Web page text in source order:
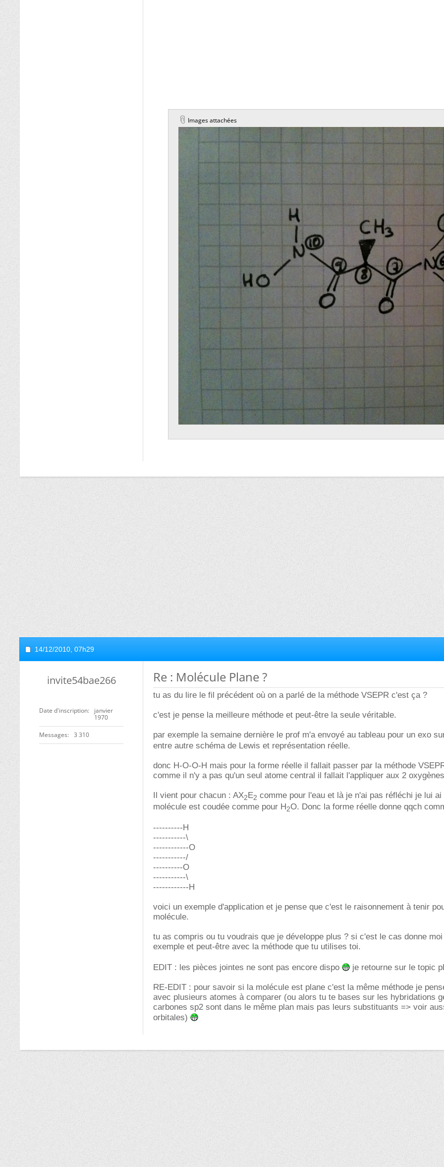
Images attachées
14/12/2010, 07h29
invite54bae266
Date d'inscription
janvier
1970
Messages 3 310
Re : Molécule Plane ?
tu as du lire le fil précédent où on a parlé de la méthode VSEPR c'est ça ?
c'est je pense la meilleure méthode et peut-être la seule véritable.
par exemple la semaine dernière le prof m'a envoyé au tableau pour un exo
entre autre schéma de Lewis et représentation réelle.
donc H-O-O-H mais pour la forme réelle il fallait passer par la méthode
comme il n'y a pas qu'un seul atome central il fallait l'appliquer aux 2
Il vient pour chacun : AX2 E2 comme pour l'eau et là je n'ai pas réfléchi je lui ai
molécule est coudée comme pour H2O. Donc la forme réelle donne qqch
----------H
-----------\
------------O
-----------/
----------O
-----------\
------------H
voici un exemple d'application et je pense que c'est le raisonnement à tenir
molécule.
tu as compris ou tu voudrais que je développe plus ? si c'est le cas donne moi
exemple et peut-être avec la méthode que tu utilises toi.
EDIT : les pièces jointes ne sont pas encore dispo je retourne sur le topic
RE-EDIT : pour savoir si la molécule est plane c'est la même méthode je
avec plusieurs atomes à comparer (ou alors tu te bases sur les hybridations
carbones sp2 sont dans le même plan mais pas leurs substituants => voir
orbitales)